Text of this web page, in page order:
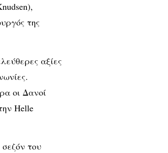
της
αξίες
οι Δανοί
Helle
του